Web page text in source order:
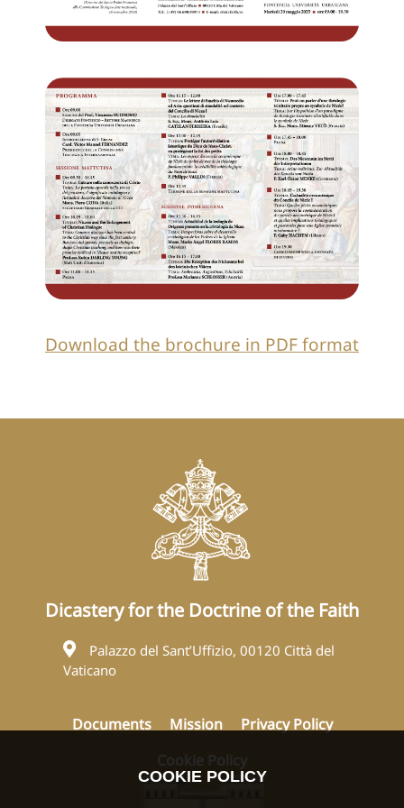
Download the brochure in PDF format
Dicastery for the Doctrine of the Faith
Palazzo del Sant’Uffizio, 00120 Città del
Vaticano
Documents Mission
Privacy Policy
Cookie Policy
COOKIE POLICY